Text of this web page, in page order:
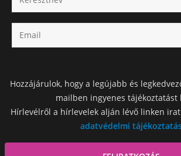
Hozzájárulok, hogy a legújabb és
mailben ingyenes tájékoztatást
Hírlevélről a hírlevelek alján lévő linken
adatvédelmi